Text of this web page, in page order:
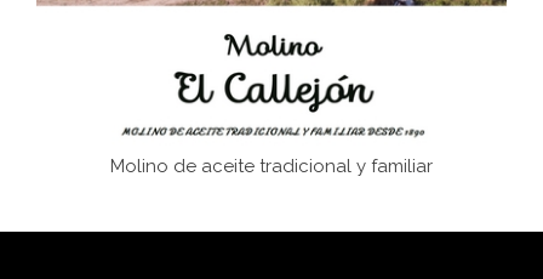
Molino de aceite tradicional y familiar